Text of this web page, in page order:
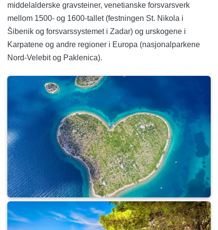
middelalderske gravsteiner, venetianske forsvarsverk
mellom 1500- og 1600-tallet (festningen St. Nikola i
Šibenik og forsvarssystemet i Zadar) og urskogene i
Karpatene og andre regioner i Europa (nasjonalparkene
Nord-Velebit og Paklenica).